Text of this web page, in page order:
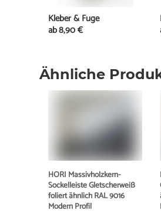
Ähnliche
HORI Massivholzkern-
Sockelleiste Gletscherweiß
foliert ähnlich RAL 9016
Modern Profil
Kleber & Fuge
ab8,90 €